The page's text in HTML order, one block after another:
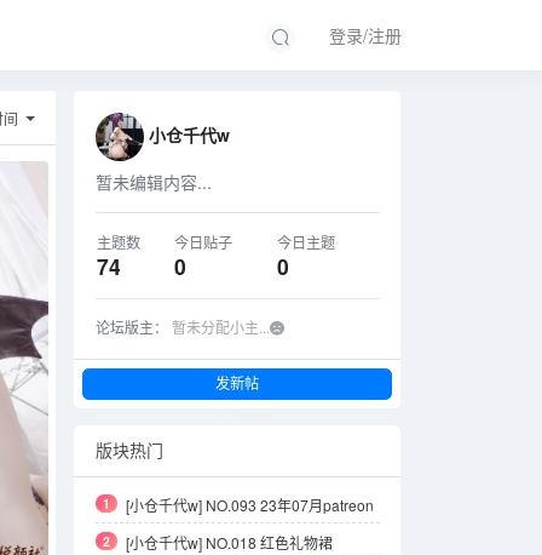
登录/注册
小仓千代w
暂未编辑内容...
主题数
74
今日贴子
0
今日主题
0
论坛版主： 暂未分配小主...
发新帖
版块热门
1
[小仓千代w] NO.093 23年07月patreon
订阅
2 [小仓千代w] NO.018 红色礼物裙